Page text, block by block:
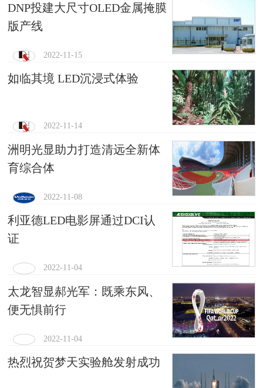
DNP投建大尺寸OLED金属掩膜
版产线
2022-11-15
如临其境 LED沉浸式体验
2022-11-14
洲明光显助力打造清远全新体
育综合体
2022-11-08
利亚德LED电影屏通过DCI认
证
2022-11-04
太龙智显郝光军：既乘东风、
便无惧前行
2022-11-04
热烈祝贺梦天实验舱发射成功